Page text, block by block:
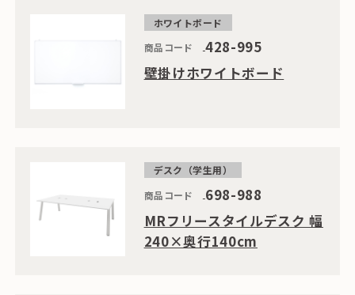
ホワイトボード
商品コード
428-995
壁掛けホワイトボード
デスク（学生用）
商品コード
698-988
MRフリースタイルデスク 幅
240×奥行140cm